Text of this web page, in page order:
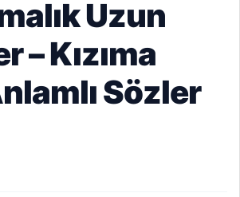
Uzun
– Kızıma
Sözler